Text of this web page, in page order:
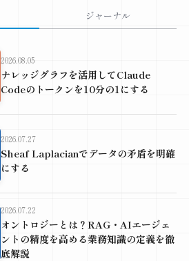
ジャーナル
2026.08.05
ナレッジグラフを活用してClaude
Codeのトークンを10分の1にする
2026.07.27
Sheaf Laplacianでデータの矛盾を明確
にする
2026.07.22
オントロジーとは？RAG・AIエージェ
ントの精度を高める業務知識の定義を徹
底解説